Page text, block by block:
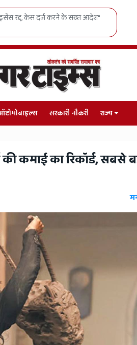
जयपुर में युवाओं को निर्वाचन आयुक्त का सीधा संदेश,
सरकारी नौकरी राज्य
कमाई का रिकॉर्ड, सबसे